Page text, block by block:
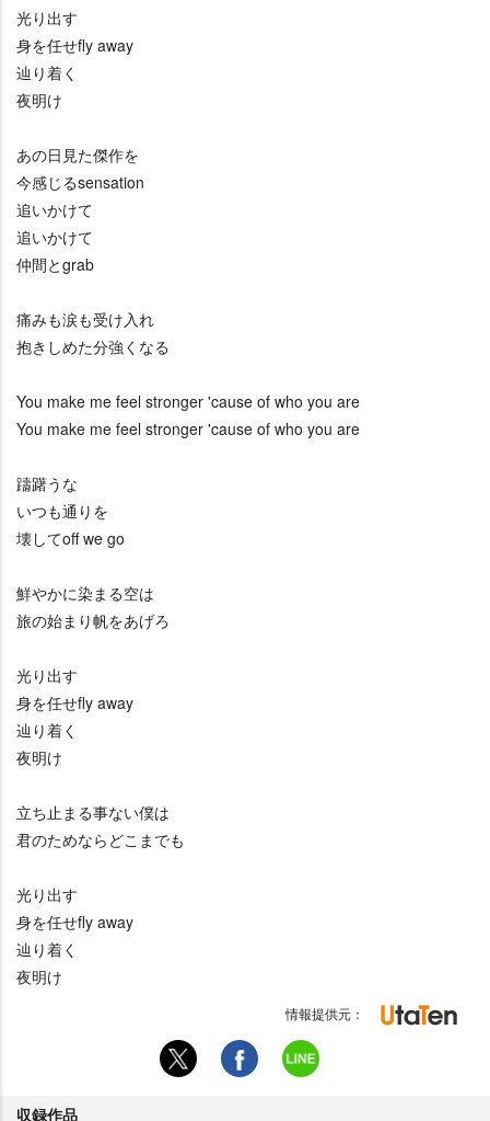
光り出す
身を任せfly away
辿り着く
夜明け
あの日見た傑作を
今感じるsensation
追いかけて
追いかけて
仲間とgrab
痛みも涙も受け入れ
抱きしめた分強くなる
You make me feel stronger 'cause of who you are
You make me feel stronger 'cause of who you are
躊躇うな
いつも通りを
壊してoff we go
鮮やかに染まる空は
旅の始まり帆をあげろ
光り出す
身を任せfly away
辿り着く
夜明け
立ち止まる事ない僕は
君のためならどこまでも
光り出す
身を任せfly away
辿り着く
夜明け
情報提供元：
収録作品